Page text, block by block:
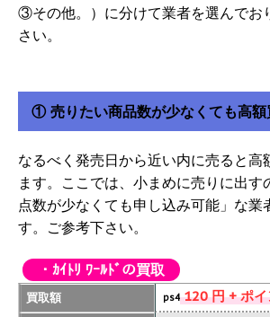
③その他。）に分けて業者を選んでお
さい。
① 売りたい商品数が少なくても高額
なるべく発売日から近い内に売ると高
ます。ここでは、小まめに売りに出す
点数が少なくても申し込み可能」な業
す。ご参考下さい。
・ｶｲﾄﾘ ﾜｰﾙﾄﾞの買取
買取額 ps4120 円 + ポイ